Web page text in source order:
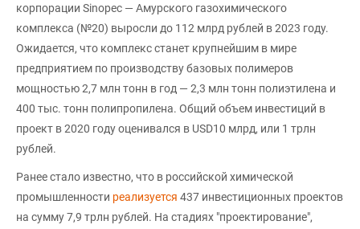
корпорации Sinopec — Амурского газохимического
комплекса (№20) выросли до 112 млрд рублей в 2023 году.
Ожидается, что комплекс станет крупнейшим в мире
предприятием по производству базовых полимеров
мощностью 2,7 млн тонн в год — 2,3 млн тонн полиэтилена и
400 тыс. тонн полипропилена. Общий объем инвестиций в
проект в 2020 году оценивался в USD10 млрд, или 1 трлн
рублей.
Ранее стало известно, что в российской химической
промышленности реализуется 437 инвестиционных проектов
на сумму 7,9 трлн рублей. На стадиях "проектирование",